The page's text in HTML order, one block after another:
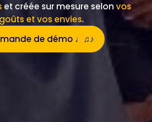
et créée sur mesure selon vos
goûts et vos envies.
de démo ♩♫♪